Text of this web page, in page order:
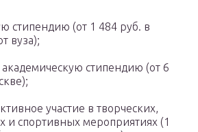
стипендию (от 1 484 руб. в
вуза);
стипендию (от 6
участие в творческих,
и спортивных мероприятиях (1